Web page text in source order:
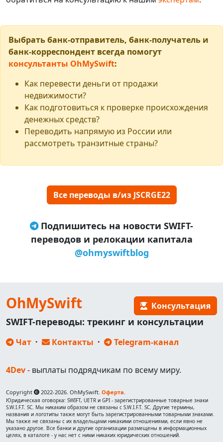
Выбрать банк-отправитель, банк-получатель и
банк-корреспондент всегда помогут
консультанты OhMySwift:
Как перевести деньги от продажи
недвижимости?
Как подготовиться к проверке происхождения
денежных средств?
Переводить напрямую из России или
рассмотреть транзитные страны?
Все переводы в/из JSCRGE22
Подпишитесь на новости SWIFT-
переводов и релокации капитала
@ohmyswiftblog
OhMySwift Консультация
SWIFT-переводы: трекинг и консультации
Чат · Контакты · Telegram-канал
4Dev- выплаты подрядчикам по всему миру.
Copyright 2022-2026. OhMySwift. Оферта.
Юридическая оговорка: SWIFT, UETR и GPI - зарегистрированные товарные знаки
S.W.I.F.T. SC. Мы никаким образом не связаны с S.W.I.F.T. SC. Другие термины,
названия и логотипы также могут быть зарегистрированными товарными знаками.
Мы также не связаны с их владельцами никакими отношениями, если явно не
указано другое. Все банки и другие организации размещены в информационных
целях, в каталоге - у нас нет с ними никаких юридических отношений.